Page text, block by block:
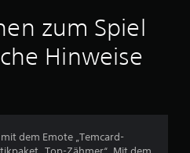
B
w
zum Spiel
Hinweise
dem Emote „Temcard-